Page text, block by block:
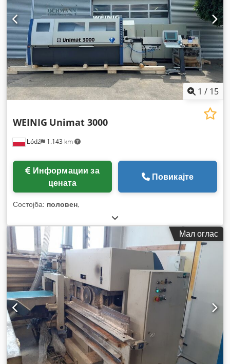
1 / 15
Łódź 1.143 km
WEINIG Unimat 3000
цената
Повикајте
Состојба: половен,
Мал оглас